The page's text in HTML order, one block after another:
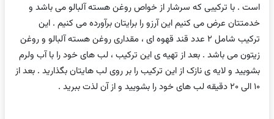
است . با ترکیبی که سرشار از خواص روغن هسته آلبالو می باشد و
خدمتتان عرض می کنیم این آرزو را برایتان برآورده می کنیم . این
ترکیب شامل ۲ عدد قند قهوه ای ، مقداری روغن هسته آلبالو و روغن
زیتون می باشد . بعد از تهیه ی این ترکیب ، لب های خود را با آب ولرم
بشویید و لایه ی نازک از این ترکیب را بر روی لب هایتان بگذارید . بعد از
۱۰ الی ۲۰ دقیقه لب های خود را بشویید و از آن لذت ببرید .